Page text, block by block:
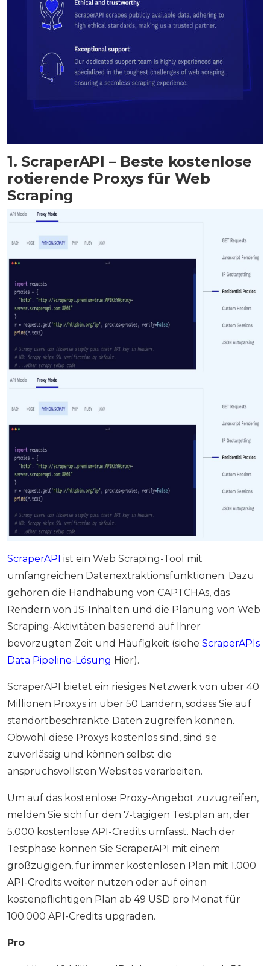
1. ScraperAPI – Beste kostenlose
rotierende Proxys für Web
Scraping
ScraperAPI ist ein Web Scraping-Tool mit
umfangreichen Datenextraktionsfunktionen. Dazu
gehören die Handhabung von CAPTCHAs, das
Rendern von JS-Inhalten und die Planung von Web
Scraping-Aktivitäten basierend auf Ihrer
bevorzugten Zeit und Häufigkeit (siehe ScraperAPIs
Data Pipeline-Lösung Hier).
ScraperAPI bietet ein riesiges Netzwerk von über 40
Millionen Proxys in über 50 Ländern, sodass Sie auf
standortbeschränkte Daten zugreifen können.
Obwohl diese Proxys kostenlos sind, sind sie
zuverlässig und können selbst die
anspruchsvollsten Websites verarbeiten.
Um auf das kostenlose Proxy-Angebot zuzugreifen,
melden Sie sich für den 7-tägigen Testplan an, der
5.000 kostenlose API-Credits umfasst. Nach der
Testphase können Sie ScraperAPI mit einem
großzügigen, für immer kostenlosen Plan mit 1.000
API-Credits weiter nutzen oder auf einen
kostenpflichtigen Plan ab 49 USD pro Monat für
100.000 API-Credits upgraden.
Pro